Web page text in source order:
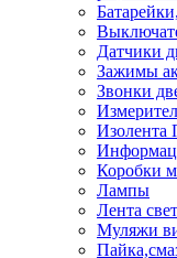
Датчики
Зажимы
Звонки
Коробки
Лампы
Лента
Муляжи